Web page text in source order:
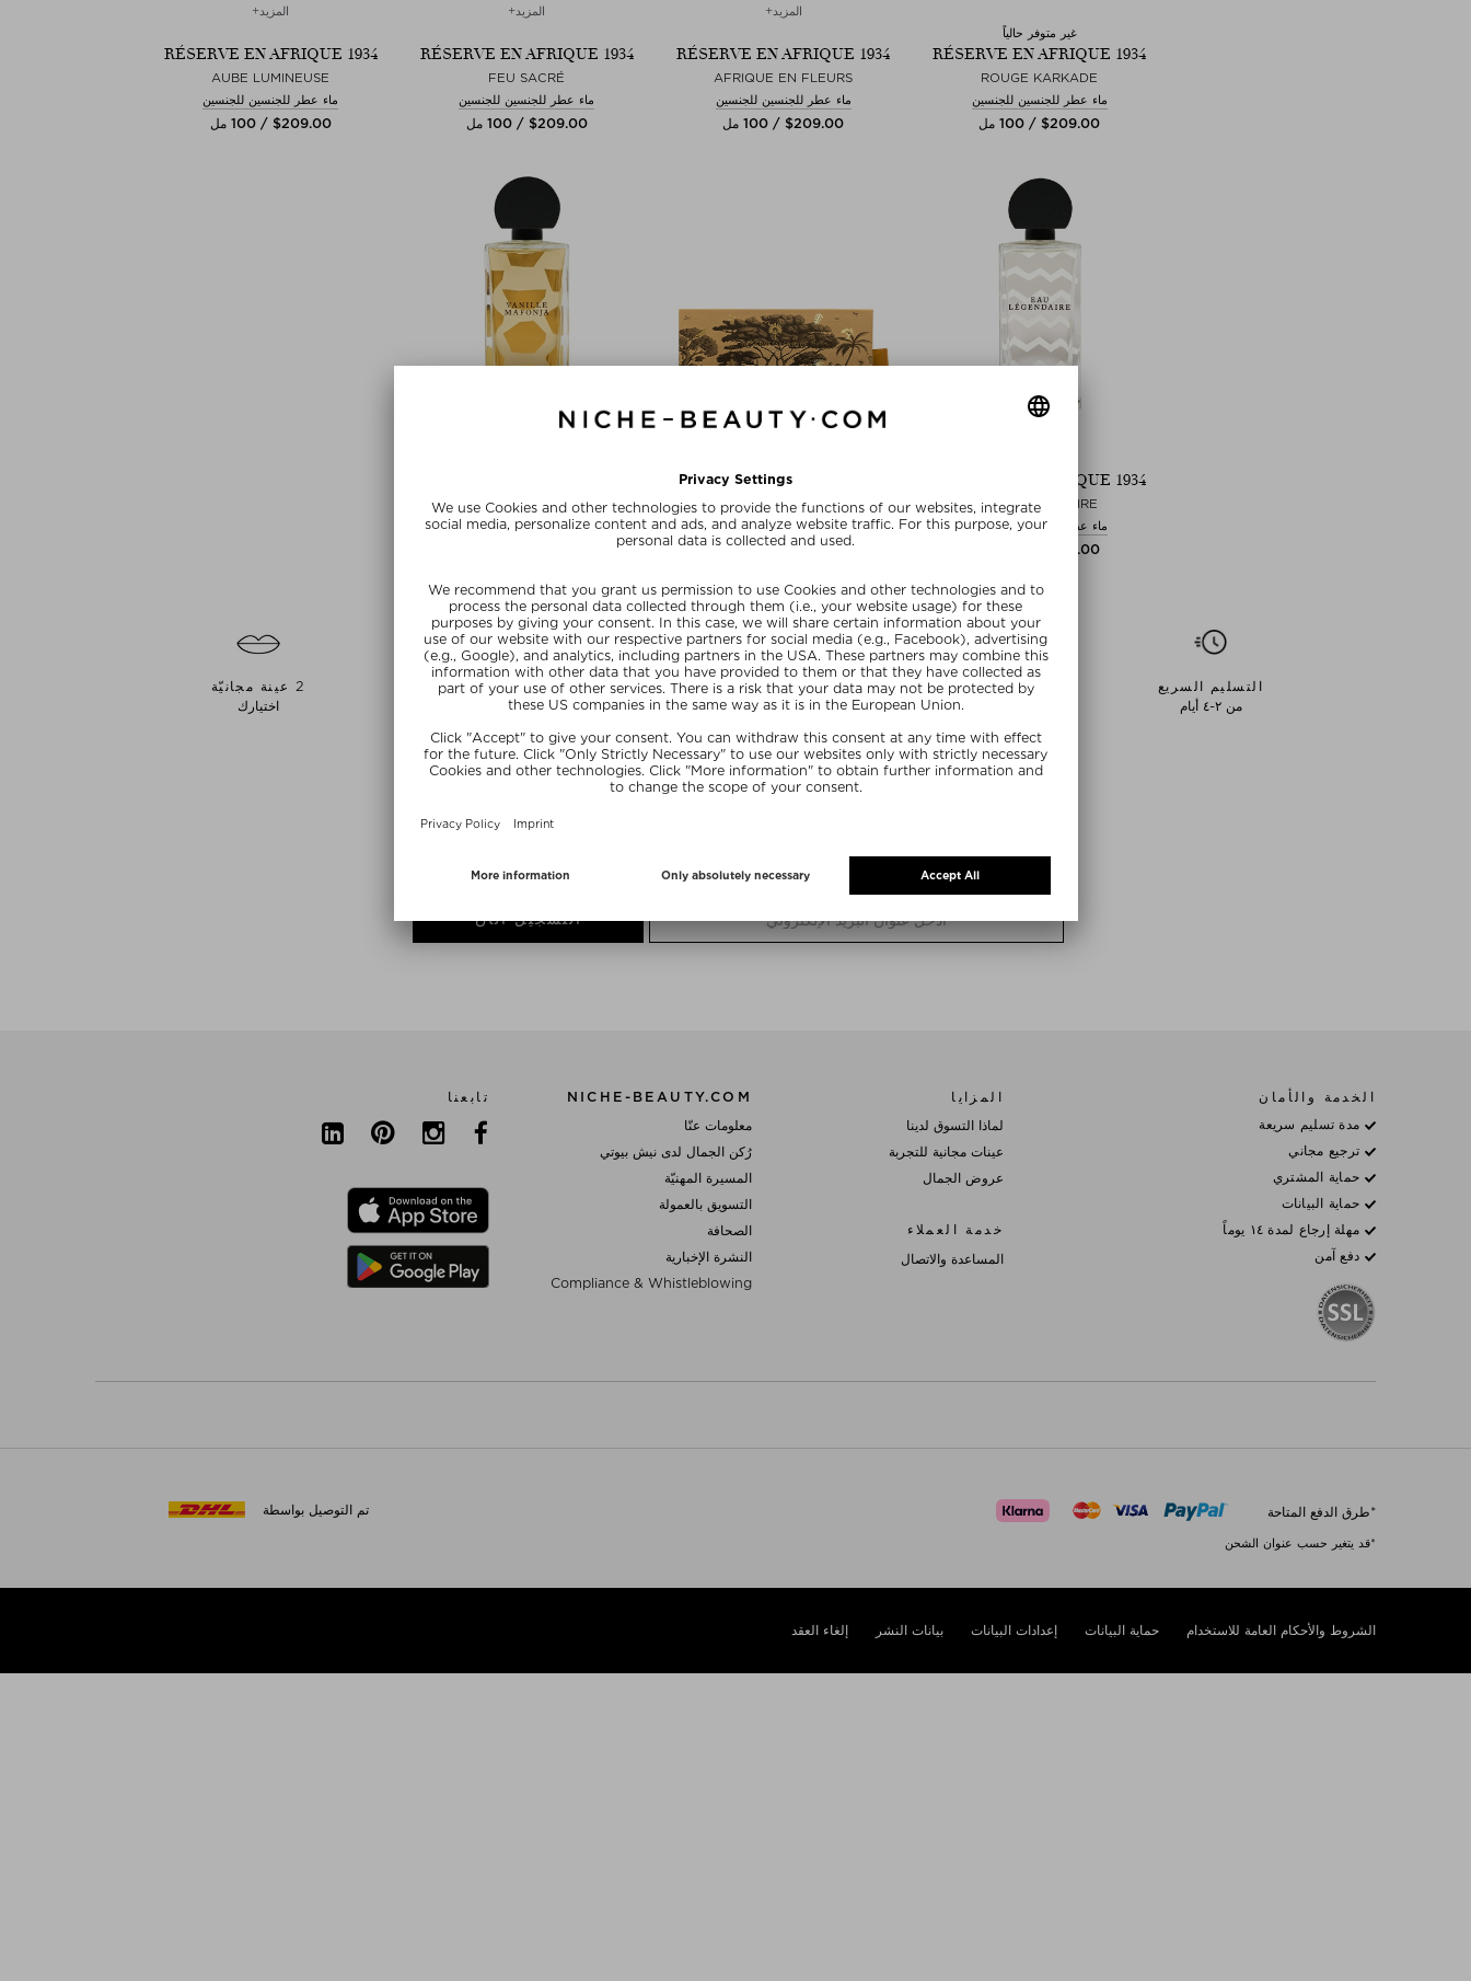
غير متوفر حالياً
RÉSERVE EN AFRIQUE 1934
ROUGE KARKADE
ماء عطر للجنسين للجنسين
$‌209.00 / 100 مل
المزيد+
RÉSERVE EN AFRIQUE 1934
AFRIQUE EN FLEURS
ماء عطر للجنسين للجنسين
$‌209.00 / 100 مل
المزيد+
RÉSERVE EN AFRIQUE 1934
FEU SACRÉ
ماء عطر للجنسين للجنسين
$‌209.00 / 100 مل
المزيد+
RÉSERVE EN AFRIQUE 1934
AUBE LUMINEUSE
ماء عطر للجنسين للجنسين
$‌209.00 / 100 مل
RÉSERVE EN AFRIQUE 1934
EAU LÉGENDAIRE
ماء عطر للجنسين للجنسين
$‌209.00 / 100 مل
RÉSERVE EN AFRIQUE 1934
DISCOVERY SET
مجموعة اكتشاف العطور
$‌52.00 / 12 مل
VANILLE MAFONJA
ماء عطر للجنسين للجنسين
التسليم السريع
من ٢-٤ أيام
توصيل مجاني
حسب البلد
ترجيع مجاني
مهلة إرجاع لمدة ١٤ يوماً
2 عينة مجانيّة
اختيارك
اشترك في نشرتنا الإخبارية واحصل الآن على خصم ١٥٪؜ لمرة واحدة
التسجيل الآن
الخدمة والأمان
مدة تسليم سريعة
ترجيع مجاني
حماية المشتري
حماية البيانات
مهلة إرجاع لمدة ١٤ يوماً
دفع آمن
المزايا
لماذا التسوق لدينا
عينات مجانية للتجربة
عروض الجمال
خدمة العملاء
المساعدة والاتصال
NICHE-BEAUTY.COM
معلومات عنّا
رُكن الجمال لدى نيش بيوتي
المسيرة المهنيّة
التسويق بالعمولة
الصحافة
النشرة الإخبارية
Compliance & Whistleblowing
تابعنا
*طرق الدفع المتاحة
*قد يتغير حسب عنوان الشحن
تم التوصيل بواسطة
الشروط والأحكام العامة للاستخدام حماية البيانات إعدادات البيانات بيانات النشر إلغاء العقد